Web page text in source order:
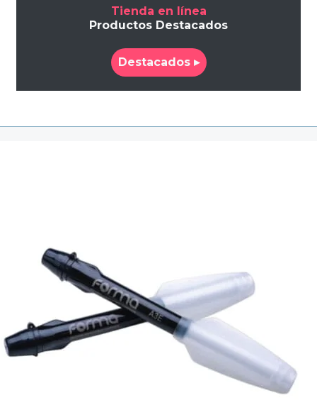
Tienda en línea
Productos Destacados
Destacados ▸